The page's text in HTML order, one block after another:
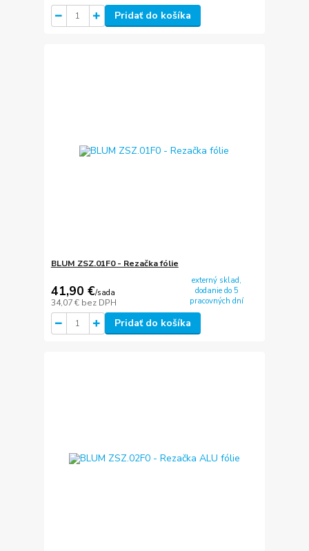
Pridať do košíka
BLUM ZSZ.01F0 - Rezačka fólie
41,90 €/sada
34,07 € bez DPH
externý sklad,
dodanie do 5
pracovných dní
Pridať do košíka